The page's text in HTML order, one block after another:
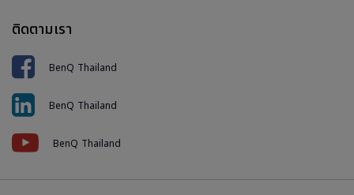
ติดตามเรา
BenQ Thailand
BenQ Thailand
BenQ Thailand